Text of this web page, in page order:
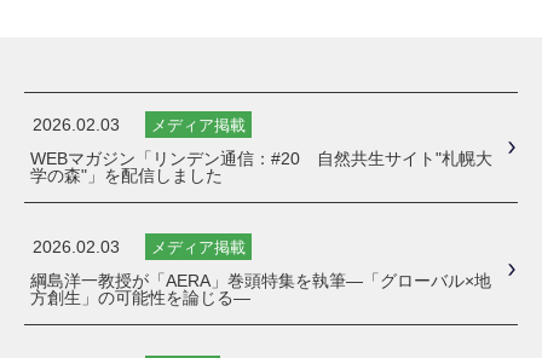
2026.02.03 メディア掲載
WEBマガジン「リンデン通信：#20 自然共生サイト"札幌大
学の森"」を配信しました
2026.02.03 メディア掲載
綱島洋一教授が「AERA」巻頭特集を執筆―「グローバル×地
方創生」の可能性を論じる―